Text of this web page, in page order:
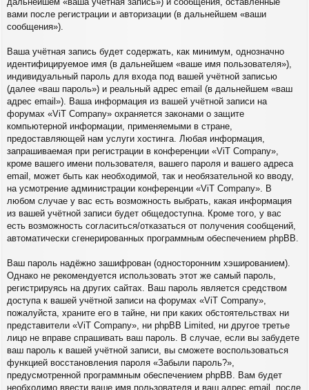
вами после регистрации и авторизации (в дальнейшем «ваши
сообщения»).
Ваша учётная запись будет содержать, как минимум, однозначно
идентифицируемое имя (в дальнейшем «ваше имя пользователя»),
индивидуальный пароль для входа под вашей учётной записью
(далее «ваш пароль») и реальный адрес email (в дальнейшем «ваш
адрес email»). Ваша информация из вашей учётной записи на
форумах «ViT Company» охраняется законами о защите
компьютерной информации, применяемыми в стране,
предоставляющей нам услуги хостинга. Любая информация,
запрашиваемая при регистрации в конференции «ViT Company»,
кроме вашего имени пользователя, вашего пароля и вашего адреса
email, может быть как необходимой, так и необязательной ко вводу,
на усмотрение администрации конференции «ViT Company». В
любом случае у вас есть возможность выбрать, какая информация
из вашей учётной записи будет общедоступна. Кроме того, у вас
есть возможность согласиться/отказаться от получения сообщений,
автоматически сгенерированных программным обеспечением phpBB.
Ваш пароль надёжно зашифрован (односторонним хэшированием).
Однако не рекомендуется использовать этот же самый пароль,
регистрируясь на других сайтах. Ваш пароль является средством
доступа к вашей учётной записи на форумах «ViT Company»,
пожалуйста, храните его в тайне, ни при каких обстоятельствах ни
представители «ViT Company», ни phpBB Limited, ни другое третье
лицо не вправе спрашивать ваш пароль. В случае, если вы забудете
ваш пароль к вашей учётной записи, вы сможете воспользоваться
функцией восстановления пароля «Забыли пароль?»,
предусмотренной программным обеспечением phpBB. Вам будет
необходимо ввести ваше имя пользователя и ваш адрес email, после